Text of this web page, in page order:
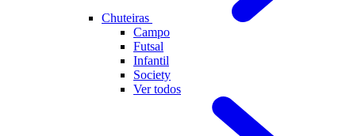
Chuteiras
Campo
Futsal
Infantil
Society
Ver todos